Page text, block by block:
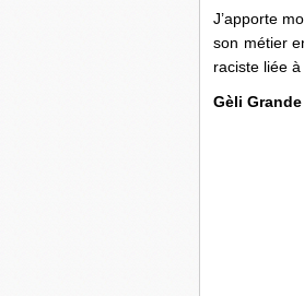
J’apporte
son métier
raciste liée à
Gèli Grande